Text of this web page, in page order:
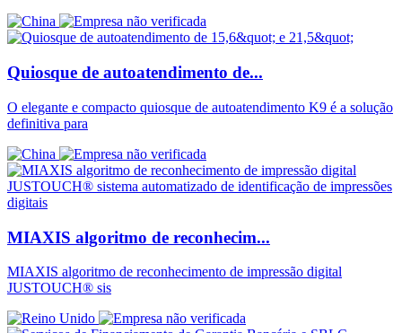
Quiosque de autoatendimento de...
O elegante e compacto quiosque de autoatendimento K9 é a solução
definitiva para
MIAXIS algoritmo de reconhecim...
MIAXIS algoritmo de reconhecimento de impressão digital
JUSTOUCH® sis